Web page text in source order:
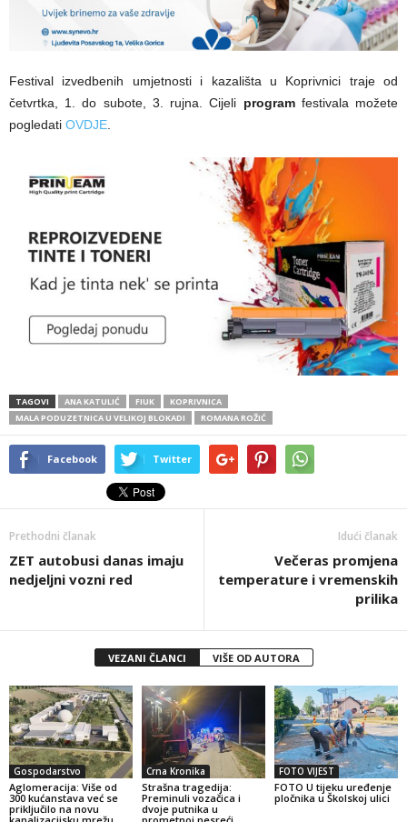
Festival izvedbenih umjetnosti i kazališta u Koprivnici traje od
četvrtka, 1. do subote, 3. rujna. Cijeli programfestivala možete
pogledati OVDJE
TAGOVI ANA KATULIĆ FIUK
KOPRIVNICA
MALA PODUZETNICA U VELIKOJ BLOKADI
ROMANA ROŽIĆ
Facebook Twitter
Prethodni članak
ZET autobusi danas imaju
nedjeljni vozni red
Idući članak
Večeras promjena
temperature i vremenskih
prilika
VEZANI ČLANCI VIŠE OD AUTORA
Gospodarstvo
Aglomeracija: Više od
300 kućanstava već se
priključilo na novu
Crna Kronika
Strašna tragedija:
Preminuli vozačica i
dvoje putnika u
FOTO VIJEST
FOTO U tijeku uređenje
pločnika u Školskoj ulici